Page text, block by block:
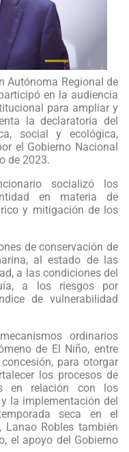
Autónoma Regional de
en la audiencia
para ampliar y
la declaratoria del
social y ecológica,
el Gobierno Nacional
de 2023.
socializó los
en materia de
y mitigación de los
de conservación de
al estado de las
a las condiciones del
a los riesgos por
de vulnerabilidad
ordinarios
de El Niño, entre
para otorgar
los procesos de
en relación con los
la implementación del
seca en el
Robles también
el apoyo del Gobierno